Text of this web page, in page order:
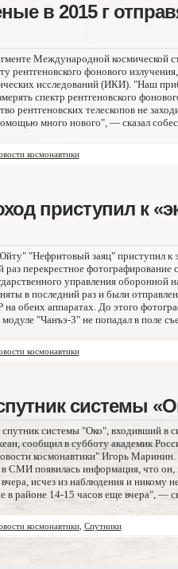
в 2015 г
Международной
рентгеновского фонового
исследований (ИКИ). "Наш
спектр рентгеновского
рентгеновских телескопов не
много нового", — сказал
космонавтики
приступил к
"Нефритовый заяц" приступил
раз перекрестное
управления оборонной
в последний раз и были
обеих аппаратах. До этого
"Чанъэ-3" не попадал в поле
космонавтики
системы
системы "Око", входивший в
сообщил в субботу академик
космонавтики" Игорь
в СМИ появилась информация, что
исчез из наблюдения и никому
в районе 14-15 часов еще вчера", —
космонавтики, Спутники